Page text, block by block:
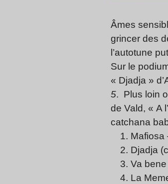
Âmes
grincer des
l’autotune
Sur le
« Djadja »
5. Plus loin
de Vald, « A
catchana
Mafiosa
Djadja
Va bene
La